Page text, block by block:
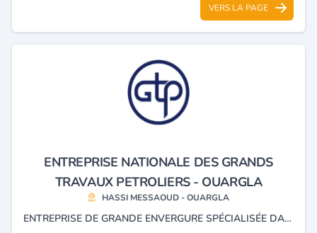
VERS LA PAGE
ENTREPRISE NATIONALE DES GRANDS
TRAVAUX PETROLIERS - OUARGLA
HASSI MESSAOUD - OUARGLA
ENTREPRISE DE GRANDE ENVERGURE SPÉCIALISÉE DANS LA CONSTRUCTION, EN TOUS CORPS DE MÉTIERS, DE GRANDS ENSEMBLES INDUSTRIELS ET DE CANALISATIONS DANS DIFFÉRENTS DOMAINES PRINCIPALEMENT LES HYDROCARBURES ET L’ ÉNERGIE.